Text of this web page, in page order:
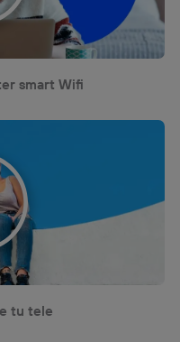
smart Wifi
tu tele